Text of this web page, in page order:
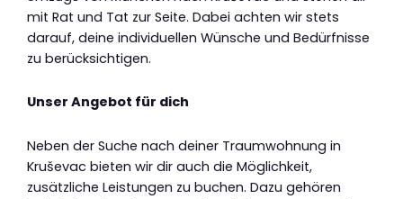
mit Rat und Tat zur Seite. Dabei achten wir stets
darauf, deine individuellen Wünsche und Bedürfnisse
zu berücksichtigen.
Unser Angebot für dich
Neben der Suche nach deiner Traumwohnung in
Kruševac bieten wir dir auch die Möglichkeit,
zusätzliche Leistungen zu buchen. Dazu gehören